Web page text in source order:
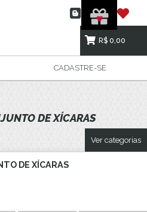
R$ 0,00
CADASTRE-SE
DE XÍCARAS
Ver categorias
DE XÍCARAS